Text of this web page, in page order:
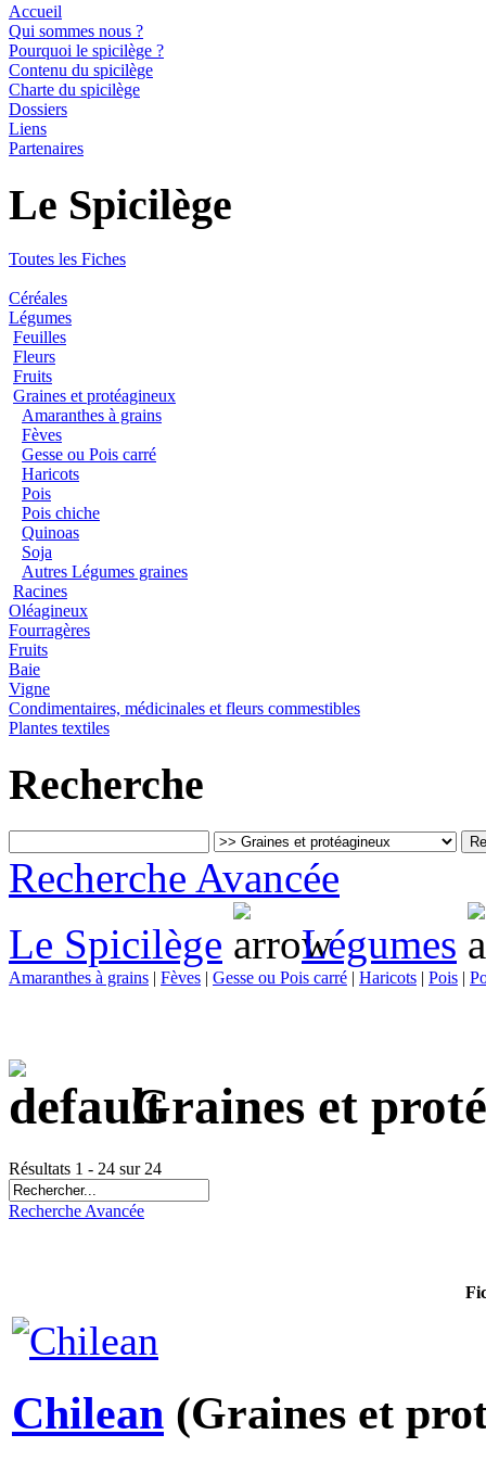
Accueil
Qui sommes nous ?
Pourquoi le spicilège ?
Contenu du spicilège
Charte du spicilège
Dossiers
Liens
Partenaires
Le Spicilège
Toutes les Fiches
Céréales
Légumes
Feuilles
Fleurs
Fruits
Graines et protéagineux
Amaranthes à grains
Fèves
Gesse ou Pois carré
Haricots
Pois
Pois chiche
Quinoas
Soja
Autres Légumes graines
Racines
Oléagineux
Fourragères
Fruits
Baie
Vigne
Condimentaires, médicinales et fleurs commestibles
Plantes textiles
Recherche
Recherche Avancée
Le Spicilège
Légumes
Amaranthes à grains | Fèves | Gesse ou Pois carré | Haricots | Pois |
Graines et
Résultats 1 - 24 sur 24
Recherche Avancée
Chilean (Graines et